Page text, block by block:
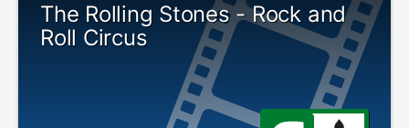
The Rolling Stones - Rock and
Roll Circus